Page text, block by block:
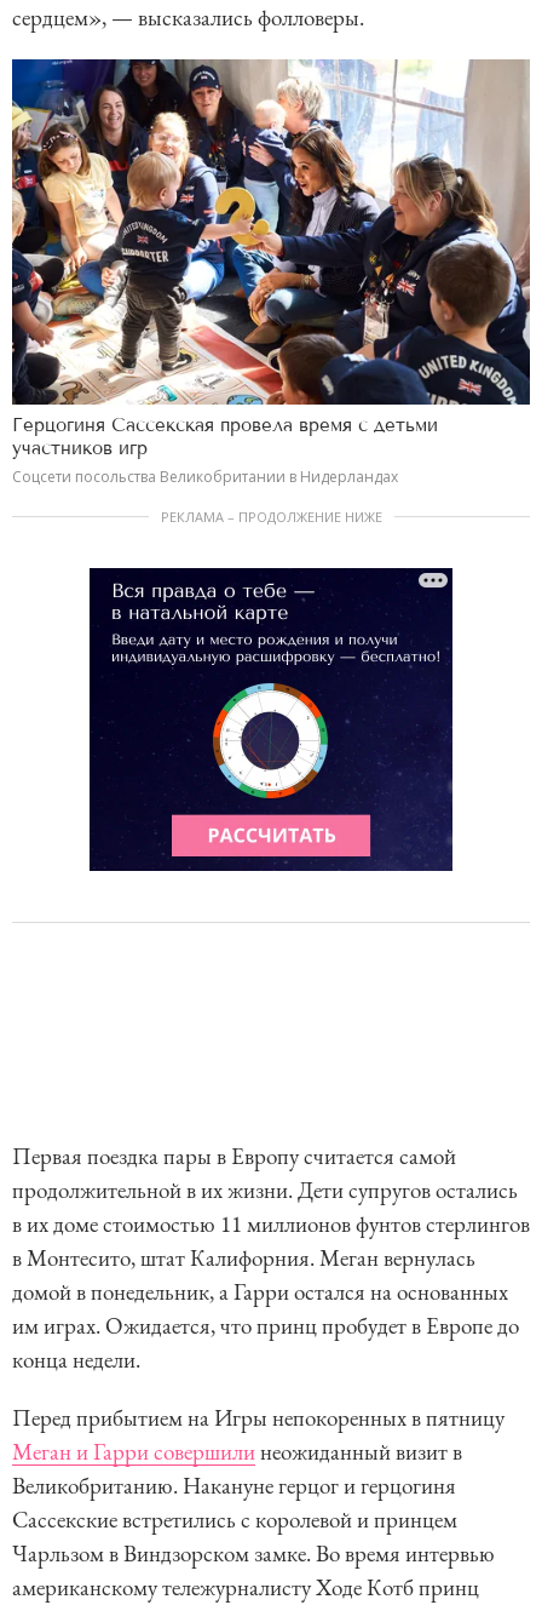
сердцем», — высказались фолловеры.
Герцогиня Сассекская провела время с детьми
участников игр
Соцсети посольства Великобритании в Нидерландах
РЕКЛАМА – ПРОДОЛЖЕНИЕ НИЖЕ
Первая поездка пары в Европу считается самой
продолжительной в их жизни. Дети супругов остались
в их доме стоимостью 11 миллионов фунтов стерлингов
в Монтесито, штат Калифорния. Меган вернулась
домой в понедельник, а Гарри остался на основанных
им играх. Ожидается, что принц пробудет в Европе до
конца недели.
Перед прибытием на Игры непокоренных в пятницу
Меган и Гарри совершилинеожиданный визит в
Великобританию. Накануне герцог и герцогиня
Сассекские встретились с королевой и принцем
Чарльзом в Виндзорском замке. Во время интервью
американскому тележурналисту Ходе Котб принц